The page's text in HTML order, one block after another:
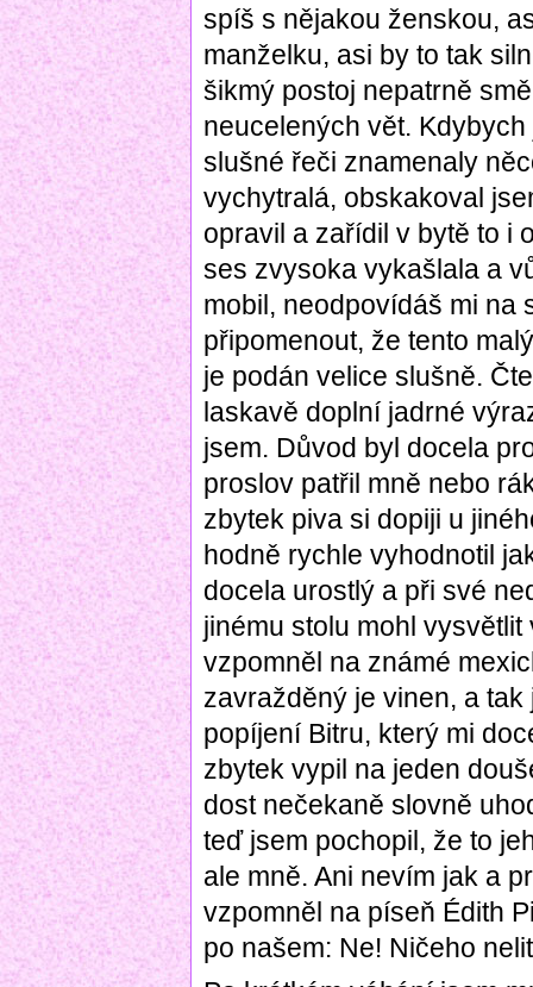
spíš s nějakou ženskou,
manželku, asi by to tak
šikmý postoj nepatrně
neucelených vět.
slušné řeči znamenaly
vychytralá, obskakoval
opravil a zařídil v bytě to i
ses zvysoka vykašlala a
mobil, neodpovídáš mi na
připomenout, že tento
je podán velice slušně.
laskavě doplní jadrné
jsem. Důvod byl docela
proslov patřil mně nebo
zbytek piva si dopiji u
hodně rychle vyhodnotil
docela urostlý a při své
jinému stolu mohl
vzpomněl na známé
zavražděný je vinen, a
popíjení Bitru, který mi
zbytek vypil na jeden
dost nečekaně slovně
teď jsem pochopil, že to
ale mně. Ani nevím jak a
vzpomněl na píseň Édith
po našem: Ne! Ničeho